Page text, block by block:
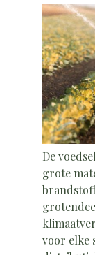
De
grote
voor elke